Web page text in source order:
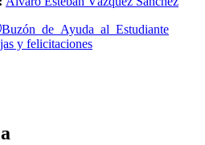
Buzón de Ayuda al Estudiante
y felicitaciones